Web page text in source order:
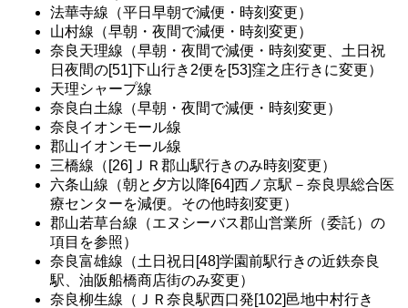
法華寺線（平日早朝で減便・時刻変更）
山村線（早朝・夜間で減便・時刻変更）
奈良天理線（早朝・夜間で減便・時刻変更、土日祝
日夜間の[51]下山行き2便を[53]窪之庄行きに変更）
天理シャープ線
奈良白土線（早朝・夜間で減便・時刻変更）
奈良イオンモール線
郡山イオンモール線
三橋線（[26]ＪＲ郡山駅行きのみ時刻変更）
六条山線（朝と夕方以降[64]西ノ京駅－奈良県総合医
療センターを減便。その他時刻変更）
郡山若草台線（エヌシーバス郡山営業所（委託）の
項目を参照）
奈良富雄線（土日祝日[48]学園前駅行きの近鉄奈良
駅、油阪船橋商店街のみ変更）
奈良柳生線（ＪＲ奈良駅西口発[102]邑地中村行き